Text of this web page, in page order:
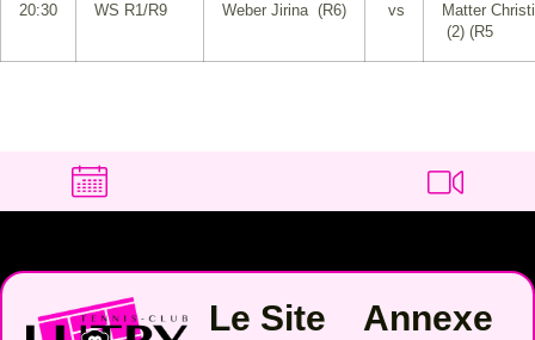
20:30 WS R1/R9 Weber Jirina (R6) vs
Matter
(2) (R5
Le Site
Annexe